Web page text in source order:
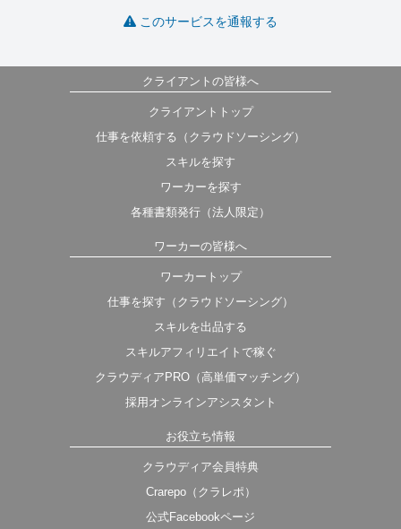
このサービスを通報する
クライアントの皆様へ
クライアントトップ
仕事を依頼する（クラウドソーシング）
スキルを探す
ワーカーを探す
各種書類発行（法人限定）
ワーカーの皆様へ
ワーカートップ
仕事を探す（クラウドソーシング）
スキルを出品する
スキルアフィリエイトで稼ぐ
クラウディアPRO（高単価マッチング）
採用オンラインアシスタント
お役立ち情報
クラウディア会員特典
Crarepo（クラレポ）
公式Facebookページ